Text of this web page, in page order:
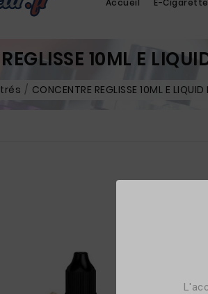
Accueil E-Cigarette
10ML E
CONCENTRE REGLISSE 10ML E LIQUID